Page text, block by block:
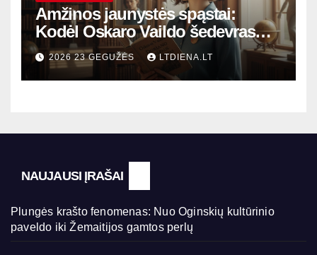
Amžinos jaunystės spąstai:
Kodėl Oskaro Vaildo šedevras
šiandien aktualesnis nei bet
kada?
2026 23 GEGUŽĖS LTDIENA.LT
NAUJAUSI ĮRAŠAI
Plungės krašto fenomenas: Nuo Oginskių kultūrinio
paveldo iki Žemaitijos gamtos perlų